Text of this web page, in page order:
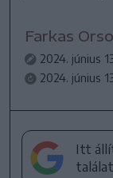
Farkas
2024. június
2024. június
Itt